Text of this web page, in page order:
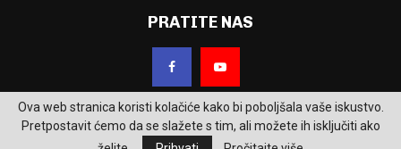
PRATITE NAS
Ova web stranica koristi kolačiće kako bi poboljšala vaše iskustvo.
Pretpostavit ćemo da se slažete s tim, ali možete ih isključiti ako